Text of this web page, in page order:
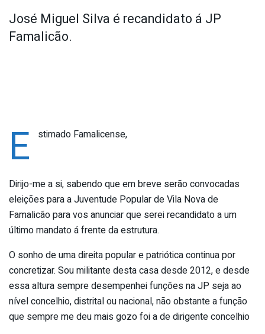
José Miguel Silva é recandidato á JP
Famalicão.
E stimado Famalicense,
Dirijo-me a si, sabendo que em breve serão convocadas
eleições para a Juventude Popular de Vila Nova de
Famalicão para vos anunciar que serei recandidato a um
último mandato á frente da estrutura.
O sonho de uma direita popular e patriótica continua por
concretizar. Sou militante desta casa desde 2012, e desde
essa altura sempre desempenhei funções na JP seja ao
nível concelhio, distrital ou nacional, não obstante a função
que sempre me deu mais gozo foi a de dirigente concelhio